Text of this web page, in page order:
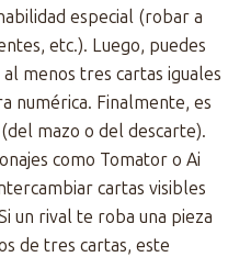
especial (robar a
etc.). Luego, puedes
menos tres cartas iguales
numérica. Finalmente, es
mazo o del descarte).
como Tomator o Ai
cartas visibles
un rival te roba una pieza
de tres cartas, este